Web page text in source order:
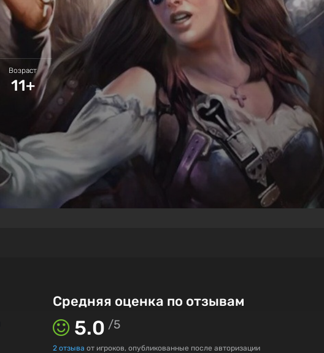
Возраст
11+
Средняя оценка по отзывам
5.0 /5
2 отзыва от игроков, опубликованные после авторизации